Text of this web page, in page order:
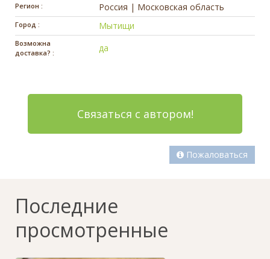
Регион : Россия | Московская область
Город : Мытищи
Возможна
доставка? :
да
Связаться с автором!
Пожаловаться
Последние
просмотренные